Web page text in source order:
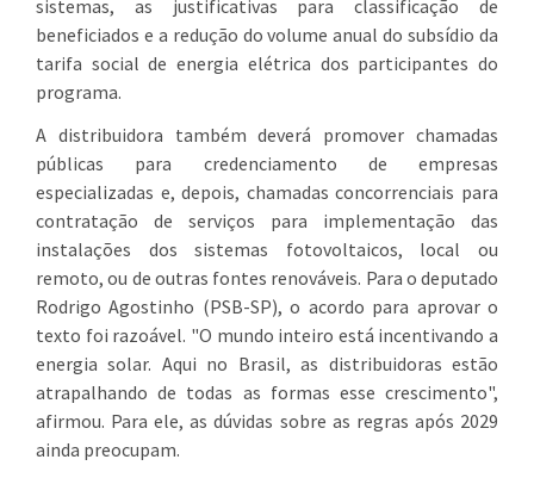
sistemas, as justificativas para classificação de
beneficiados e a redução do volume anual do subsídio da
tarifa social de energia elétrica dos participantes do
programa.
A distribuidora também deverá promover chamadas
públicas para credenciamento de empresas
especializadas e, depois, chamadas concorrenciais para
contratação de serviços para implementação das
instalações dos sistemas fotovoltaicos, local ou
remoto, ou de outras fontes renováveis. Para o deputado
Rodrigo Agostinho (PSB-SP), o acordo para aprovar o
texto foi razoável. "O mundo inteiro está incentivando a
energia solar. Aqui no Brasil, as distribuidoras estão
atrapalhando de todas as formas esse crescimento",
afirmou. Para ele, as dúvidas sobre as regras após 2029
ainda preocupam.